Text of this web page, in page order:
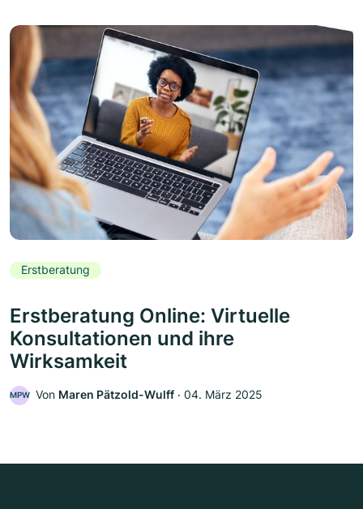
Erstberatung
Erstberatung Online: Virtuelle
Konsultationen und ihre
Wirksamkeit
MPW Von Maren Pätzold-Wulff ‧ 04. März 2025